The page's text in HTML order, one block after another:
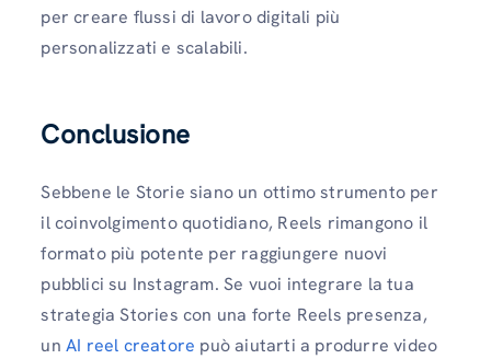
per creare flussi di lavoro digitali più
personalizzati e scalabili.
Conclusione
Sebbene le Storie siano un ottimo strumento per
il coinvolgimento quotidiano, Reels rimangono il
formato più potente per raggiungere nuovi
pubblici su Instagram. Se vuoi integrare la tua
strategia Stories con una forte Reels presenza,
un AI reel creatore può aiutarti a produrre video